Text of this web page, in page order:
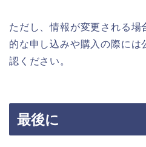
ただし、情報が変更される場
的な申し込みや購入の際には
認ください。
最後に